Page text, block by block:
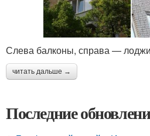
Слева балконы, справа —
читать дальше →
Последние